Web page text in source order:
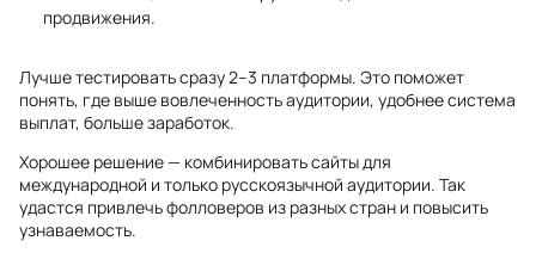
продвижения.
Лучше тестировать сразу 2–3 платформы. Это поможет
понять, где выше вовлеченность аудитории, удобнее система
выплат, больше заработок.
Хорошее решение — комбинировать сайты для
международной и только русскоязычной аудитории. Так
удастся привлечь фолловеров из разных стран и повысить
узнаваемость.